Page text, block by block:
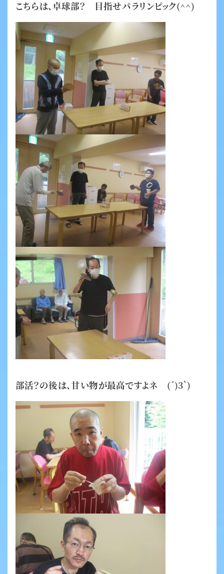
こちらは、卓球部？ 目指せパラリンピック(^^)
部活？の後は、甘い物が最高ですよネ (´)3｀)